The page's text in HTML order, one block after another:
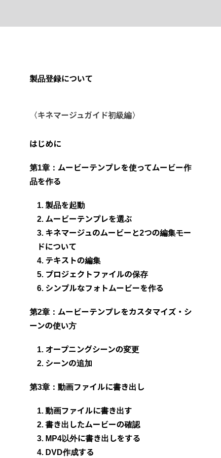
製品登録について
〈キネマージュガイド初級編〉
はじめに
第1章：ムービーテンプレを使ってムービー作
品を作る
1. 製品を起動
2. ムービーテンプレを選ぶ
3. キネマージュのムービーと2つの編集モー
ドについて
4. テキストの編集
5. プロジェクトファイルの保存
6. シンプルなフォトムービーを作る
第2章：ムービーテンプレをカスタマイズ・シ
ーンの使い方
1. オープニングシーンの変更
2. シーンの追加
第3章：動画ファイルに書き出し
1. 動画ファイルに書き出す
2. 書き出したムービーの確認
3. MP4以外に書き出しをする
4. DVD作成する